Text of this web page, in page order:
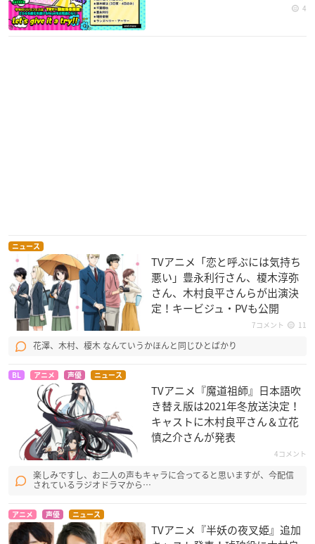
4
ニュース
TVアニメ「恋と呼ぶには気持ち
悪い」豊永利行さん、榎木淳弥
さん、木村良平さんらが出演決
定！キービジュ・PVも公開
7コメント 11
花澤、木村、榎木 なんていうかほんと同じひとばかり
BL アニメ 声優 ニュース
TVアニメ『魔道祖師』日本語吹
き替え版は2021年冬放送決定！
キャストに木村良平さん＆立花
慎之介さんが発表
4コメント
楽しみですし、お二人の声もキャラに合ってると思いますが、今配信
されているラジオドラマから…
アニメ 声優 ニュース
TVアニメ『半妖の夜叉姫』追加